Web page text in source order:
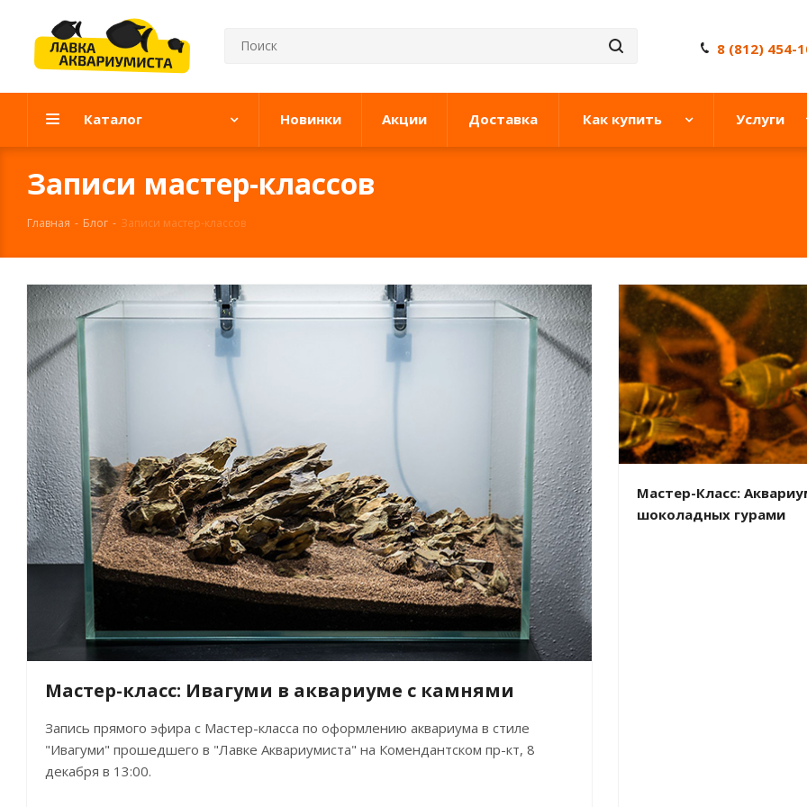
8 (812) 454-
Каталог Новинки Акции Доставка Как купить Услуги
Записи мастер-классов
Главная - Блог - Записи мастер-классов
Мастер-класс: Ивагуми в аквариуме с камнями
Запись прямого эфира с Мастер-класса по оформлению аквариума в стиле
"Ивагуми" прошедшего в "Лавке Аквариумиста" на Комендантском пр-кт, 8
декабря в 13:00.
Мастер-Класс:
шоколадных гурами